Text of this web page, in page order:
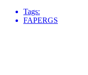
Tags:
FAPERGS